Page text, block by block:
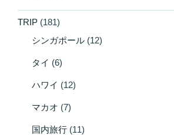
TRIP (181)
シンガポール (12)
タイ (6)
ハワイ (12)
マカオ (7)
国内旅行 (11)